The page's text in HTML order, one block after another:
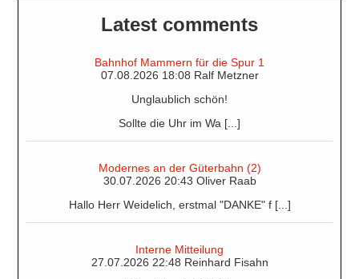
Latest comments
Bahnhof Mammern für die Spur 1
07.08.2026 18:08 Ralf Metzner
Unglaublich schön!
Sollte die Uhr im Wa [...]
Modernes an der Güterbahn (2)
30.07.2026 20:43 Oliver Raab
Hallo Herr Weidelich, erstmal "DANKE" f [...]
Interne Mitteilung
27.07.2026 22:48 Reinhard Fisahn